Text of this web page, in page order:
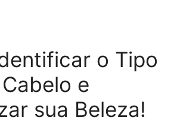
o Tipo
e
sua Beleza!